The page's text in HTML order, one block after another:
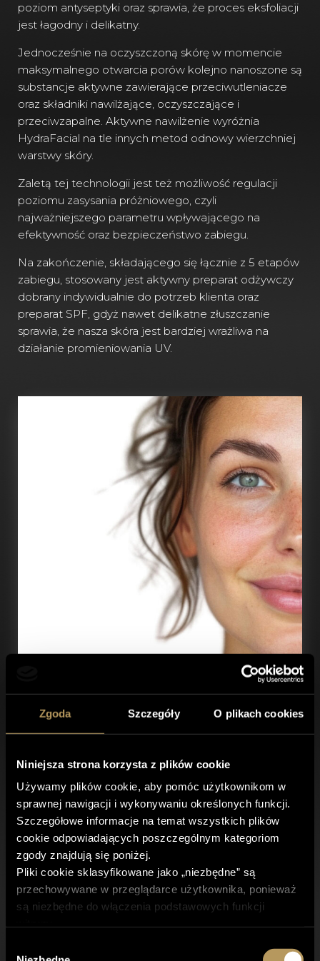
Zgoda Szczegóły O plikach cookies
Niniejsza strona korzysta z plików cookie
Używamy plików cookie, aby pomóc użytkownikom w
sprawnej nawigacji i wykonywaniu określonych funkcji.
Szczegółowe informacje na temat wszystkich plików
cookie odpowiadających poszczególnym kategoriom
zgody znajdują się poniżej.
Pliki cookie sklasyfikowane jako „niezbędne” są
przechowywane w przeglądarce użytkownika, ponieważ
są niezbędne do włączenia podstawowych funkcji
pomagają nam analizować sposób korzystania ze strony
poziom antyseptyki oraz sprawia, że proces eksfoliacji
jest łagodny i delikatny.
Jednocześnie na oczyszczoną skórę w momencie
maksymalnego otwarcia porów kolejno nanoszone są
substancje aktywne zawierające przeciwutleniacze
oraz składniki nawilżające, oczyszczające i
przeciwzapalne. Aktywne nawilżenie wyróżnia
HydraFacial na tle innych metod odnowy wierzchniej
warstwy skóry.
Zaletą tej technologii jest też możliwość regulacji
poziomu zasysania próżniowego, czyli
najważniejszego parametru wpływającego na
efektywność oraz bezpieczeństwo zabiegu.
Na zakończenie, składającego się łącznie z 5 etapów
zabiegu, stosowany jest aktywny preparat odżywczy
dobrany indywidualnie do potrzeb klienta oraz
preparat SPF, gdyż nawet delikatne złuszczanie
sprawia, że nasza skóra jest bardziej wrażliwa na
działanie promieniowania UV.
WSKAZANIA
Rozszerzone pory
Zmarszczki drobne
Zmarszczki głębokie
Skóra o nierównym kolorycie, z przebarwieniami
Cera tłusta
Cera odwodniona